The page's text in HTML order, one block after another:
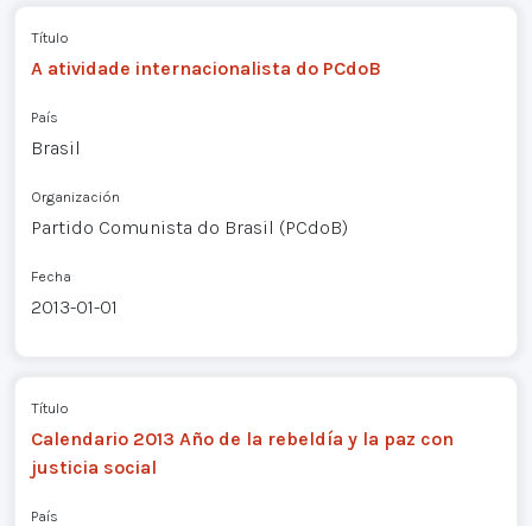
Título
A atividade internacionalista do PCdoB
País
Brasil
Organización
Partido Comunista do Brasil (PCdoB)
Fecha
2013-01-01
Título
Calendario 2013 Año de la rebeldía y la paz con
justicia social
País